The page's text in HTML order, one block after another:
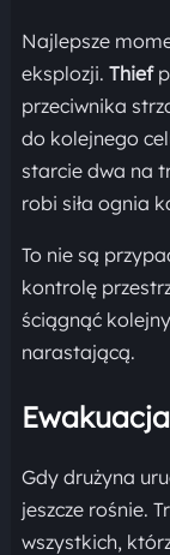
Najlepsze
eksplozji. Thief
przeciwnika
do kolejnego
starcie dwa na
robi siła ognia
To nie są
kontrolę
ściągnąć
narastającą.
Gdy drużyna
jeszcze rośnie.
wszystkich,